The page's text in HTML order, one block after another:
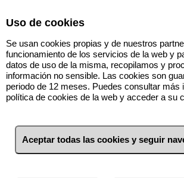
BUSCADOR
Uso de cookies
Se usan cookies propias y de nuestros
funcionamiento de los servicios de la web y
datos de uso de la misma, recopilamos y
información no sensible. Las cookies son
periodo de 12 meses. Puedes consultar más
política de cookies de la web y acceder a su
Aceptar todas las cookies y seguir